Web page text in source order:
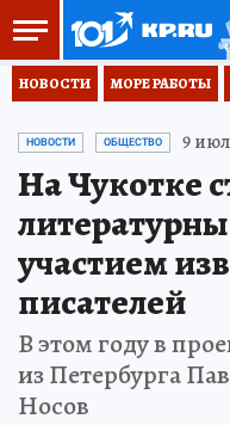
НОВОСТИ МОРЕ РАБОТЫ
НОВОСТИ ОБЩЕСТВО 9
На Чукотке
участием
писателей
В этом году в
из Петербурга
Носов